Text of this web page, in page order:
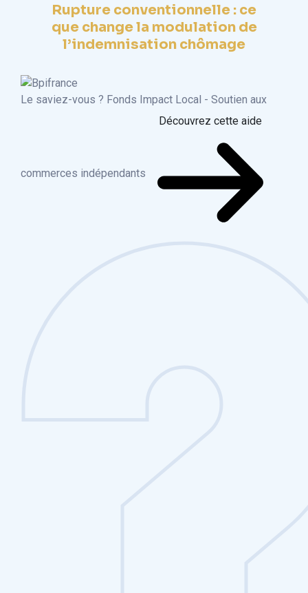
Rupture conventionnelle : ce
que change la modulation de
l’indemnisation chômage
Le saviez-vous ? Fonds Impact Local - Soutien aux
commerces indépendants
Découvrez cette aide